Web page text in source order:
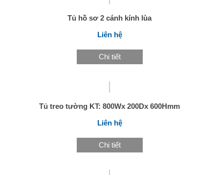
Tủ hồ sơ 2 cánh kính lùa
Liên hệ
Chi tiết
Tủ treo tường KT: 800Wx 200Dx 600Hmm
Liên hệ
Chi tiết